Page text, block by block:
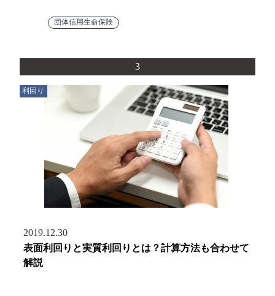
団体信用生命保険
3
利回り
2019.12.30
表面利回りと実質利回りとは？計算方法も合わせて
解説